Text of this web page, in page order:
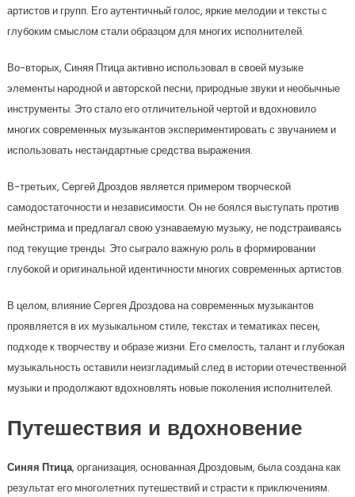
артистов и групп. Его аутентичный голос, яркие мелодии и тексты с
глубоким смыслом стали образцом для многих исполнителей.
Во-вторых, Синяя Птица активно использовал в своей музыке
элементы народной и авторской песни, природные звуки и необычные
инструменты. Это стало его отличительной чертой и вдохновило
многих современных музыкантов экспериментировать с звучанием и
использовать нестандартные средства выражения.
В-третьих, Сергей Дроздов является примером творческой
самодостаточности и независимости. Он не боялся выступать против
мейнстрима и предлагал свою узнаваемую музыку, не подстраиваясь
под текущие тренды. Это сыграло важную роль в формировании
глубокой и оригинальной идентичности многих современных артистов.
В целом, влияние Сергея Дроздова на современных музыкантов
проявляется в их музыкальном стиле, текстах и тематиках песен,
подходе к творчеству и образе жизни. Его смелость, талант и глубокая
музыкальность оставили неизгладимый след в истории отечественной
музыки и продолжают вдохновлять новые поколения исполнителей.
Путешествия и вдохновение
Синяя Птица, организация, основанная Дроздовым, была создана как
результат его многолетних путешествий и страсти к приключениям.